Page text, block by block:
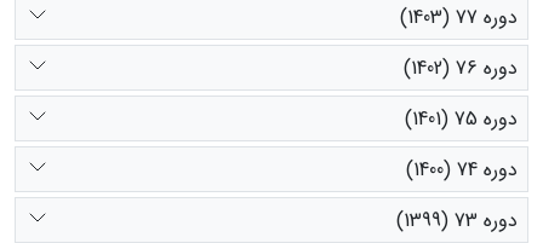
دوره 77 (1403)
دوره 76 (1402)
دوره 75 (1401)
دوره 74 (1400)
دوره 73 (1399)